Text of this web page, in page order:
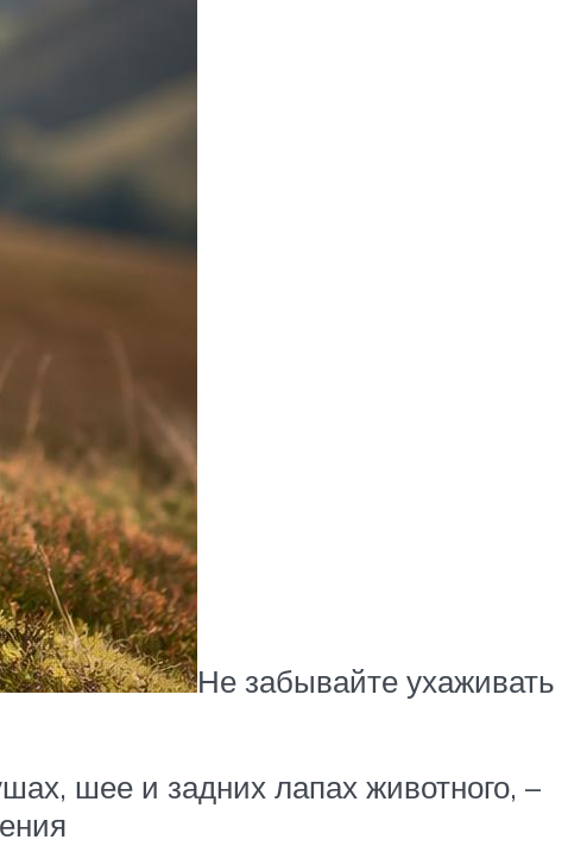
Не забывайте ухаживать
шее и задних лапах животного, –